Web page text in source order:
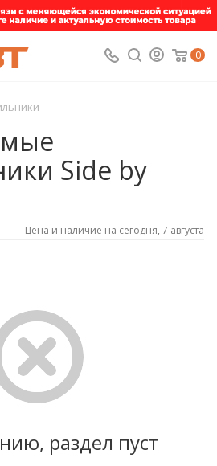
0
Side by
Цена и наличие на сегодня, 7 августа
раздел пуст